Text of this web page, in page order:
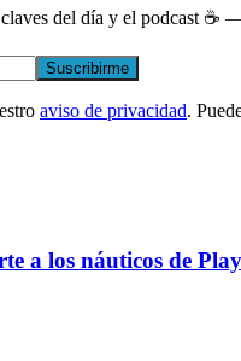
del día y el podcast ☕
Suscribirme
aviso de privacidad.
a los náuticos de